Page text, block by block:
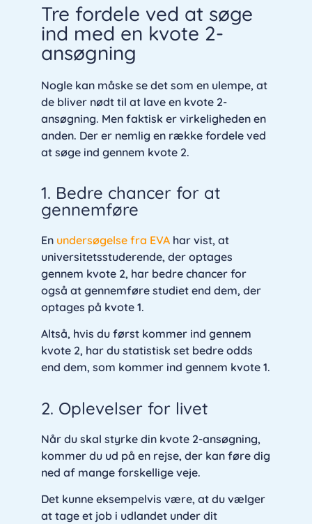
Tre fordele ved at søge
ind med en kvote 2-
ansøgning
Nogle kan måske se det som en ulempe, at
de bliver nødt til at lave en kvote 2-
ansøgning. Men faktisk er virkeligheden en
anden. Der er nemlig en række fordele ved
at søge ind gennem kvote 2.
1. Bedre chancer for at
gennemføre
En undersøgelse fra EVA har vist, at
universitetsstuderende, der optages
gennem kvote 2, har bedre chancer for
også at gennemføre studiet end dem, der
optages på kvote 1.
Altså, hvis du først kommer ind gennem
kvote 2, har du statistisk set bedre odds
end dem, som kommer ind gennem kvote 1.
2. Oplevelser for livet
Når du skal styrke din kvote 2-ansøgning,
kommer du ud på en rejse, der kan føre dig
ned af mange forskellige veje.
Det kunne eksempelvis være, at du vælger
at tage et job i udlandet under dit